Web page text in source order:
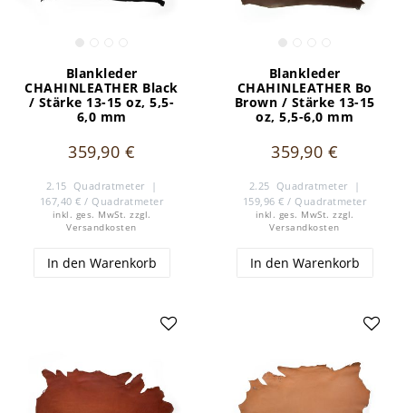
Blankleder
CHAHINLEATHER Black
/ Stärke 13-15 oz, 5,5-
6,0 mm
359,90 €
2.15 Quadratmeter
|
167,40 € / Quadratmeter
inkl. ges. MwSt. zzgl.
Versandkosten
In den Warenkorb
Blankleder
CHAHINLEATHER Bo
Brown / Stärke 13-15
oz, 5,5-6,0 mm
359,90 €
2.25 Quadratmeter
|
159,96 € / Quadratmeter
inkl. ges. MwSt. zzgl.
Versandkosten
In den Warenkorb